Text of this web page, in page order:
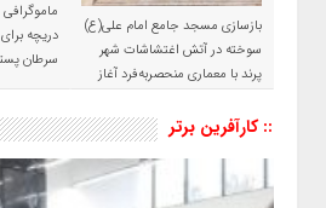
بازسازی مسجد جامع امام علی(ع)
سوخته در آتش اغتشاشات شهر
پرند با معماری منحصربه‌فرد آغاز
دریچه
سرطان
:: کارآفرین برتر